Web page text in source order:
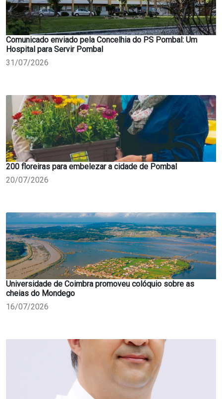
Comunicado enviado pela Concelhia do PS Pombal: Um
Hospital para Servir Pombal
31/07/2026
200 floreiras para embelezar a cidade de Pombal
20/07/2026
Universidade de Coimbra promoveu colóquio sobre as
cheias do Mondego
16/07/2026